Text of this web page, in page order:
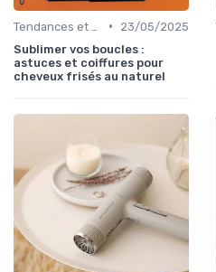
•
23/05/2025
Sublimer vos boucles :
astuces et coiffures pour
cheveux frisés au naturel